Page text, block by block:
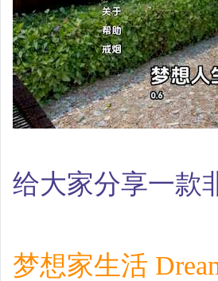
给大家分享一款
梦想家生活